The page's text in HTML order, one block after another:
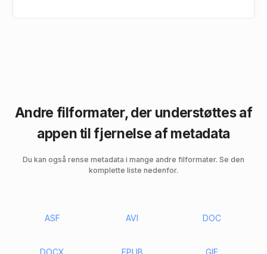
Andre filformater, der understøttes af
appen til fjernelse af metadata
Du kan også rense metadata i mange andre filformater. Se den
komplette liste nedenfor.
ASF AVI DOC
DOCX EPUB GIF